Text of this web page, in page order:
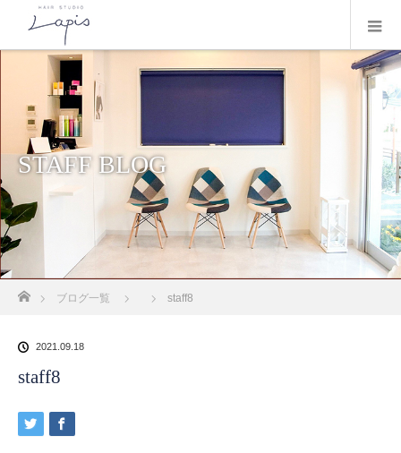
STAFF BLOG
ブログ一覧 staff8
2021.09.18
staff8